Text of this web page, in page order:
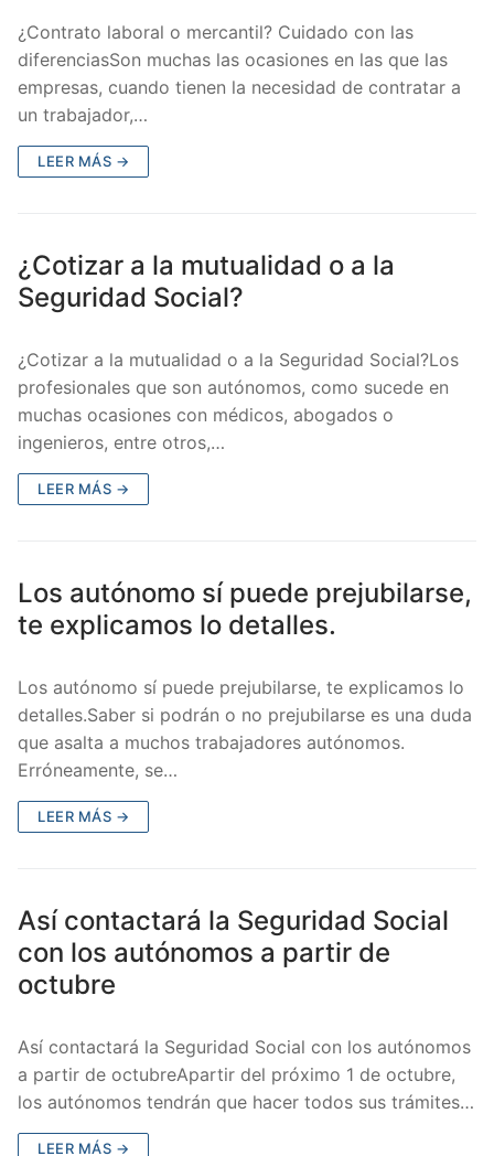
¿Contrato laboral o mercantil? Cuidado con las
diferenciasSon muchas las ocasiones en las que las
empresas, cuando tienen la necesidad de contratar a
un trabajador,…
LEER MÁS →
¿Cotizar a la mutualidad o a la
Seguridad Social?
¿Cotizar a la mutualidad o a la Seguridad Social?Los
profesionales que son autónomos, como sucede en
muchas ocasiones con médicos, abogados o
ingenieros, entre otros,…
LEER MÁS →
Los autónomo sí puede prejubilarse,
te explicamos lo detalles.
Los autónomo sí puede prejubilarse, te explicamos lo
detalles.Saber si podrán o no prejubilarse es una duda
que asalta a muchos trabajadores autónomos.
Erróneamente, se…
LEER MÁS →
Así contactará la Seguridad Social
con los autónomos a partir de
octubre
Así contactará la Seguridad Social con los autónomos
a partir de octubreApartir del próximo 1 de octubre,
los autónomos tendrán que hacer todos sus trámites…
LEER MÁS →